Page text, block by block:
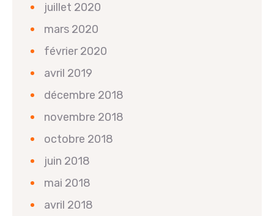
juillet 2020
mars 2020
février 2020
avril 2019
décembre 2018
novembre 2018
octobre 2018
juin 2018
mai 2018
avril 2018